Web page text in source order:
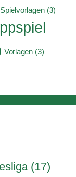
Spielvorlagen (3)
Vorlagen (3)
(17)